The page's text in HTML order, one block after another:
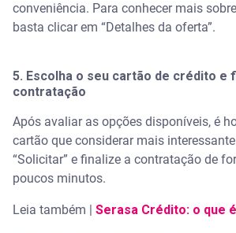
conveniência. Para conhecer mais
basta clicar em “Detalhes da oferta”.
5. Escolha o seu cartão de crédito e
contratação
Após avaliar as opções disponíveis, é
cartão que considerar mais
“Solicitar” e finalize a contratação de
poucos minutos.
Leia também | Serasa Crédito: o que